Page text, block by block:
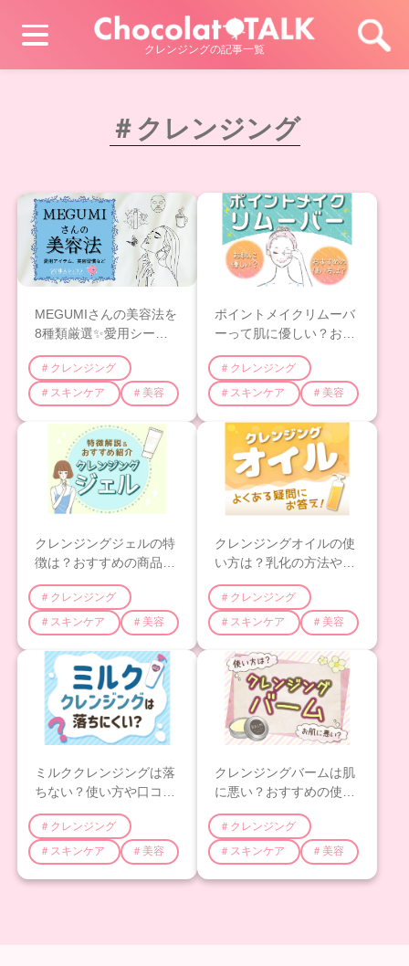
クレンジングの記事一覧
＃クレンジング
MEGUMIさんの美容法を
8種類厳選✨愛用シート
マスク・クレンジング・
美容習慣など✨
＃クレンジング
＃スキンケア
＃美容
ポイントメイクリムーバ
ーって肌に優しい？おす
すめの使い方や必要性に
ついて解説！
＃クレンジング
＃スキンケア
＃美容
クレンジングジェルの特
徴は？おすすめの商品や
使い方について解説！
＃クレンジング
＃スキンケア
＃美容
クレンジングオイルの使
い方は？乳化の方法やよ
くある疑問にお答え！
＃クレンジング
＃スキンケア
＃美容
ミルククレンジングは落
ちない？使い方や口コミ
についてご紹介！
＃クレンジング
＃スキンケア
＃美容
クレンジングバームは肌
に悪い？おすすめの使い
方や効果について解説！
＃クレンジング
＃スキンケア
＃美容